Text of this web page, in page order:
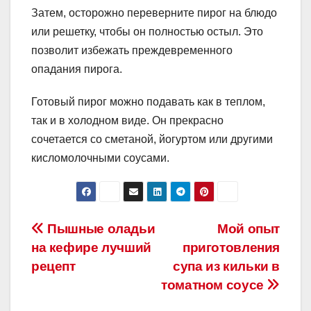
Затем, осторожно переверните пирог на блюдо
или решетку, чтобы он полностью остыл. Это
позволит избежать преждевременного
опадания пирога.
Готовый пирог можно подавать как в теплом,
так и в холодном виде. Он прекрасно
сочетается со сметаной, йогуртом или другими
кисломолочными соусами.
Навигация
по
Мой опыт
приготовления
супа из кильки в
томатном соусе
Пышные оладьи
на кефире лучший
рецепт